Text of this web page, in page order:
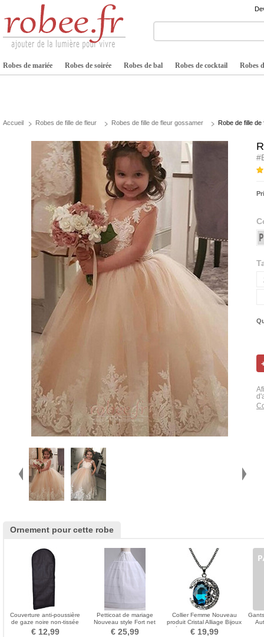
Robes de mariée Robes de soirée Robes de bal Robes de cocktail Robes
Accueil Robes de fille de fleur Robes de fille de fleur gossamer Robe de fille de
Ornement pour cette robe
Couverture anti-poussière
de gaze noire non-tissée
€ 12,99
Petticoat de mariage
Nouveau style Fort net
Largeur Robe pleine
€ 25,99
Collier Femme Nouveau
produit Cristal Alliage Bijoux
Rétro Collier et Pendentif
€ 19,99